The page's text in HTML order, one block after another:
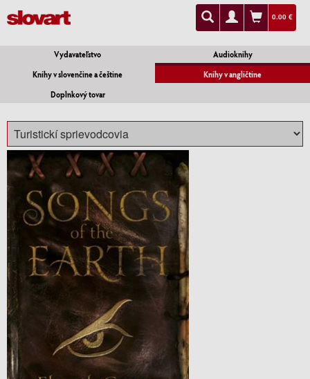
0.00 €
Vydavateľstvo
Audioknihy
Knihy v slovenčine a češtine
Knihy v angličtine
Doplnkový tovar